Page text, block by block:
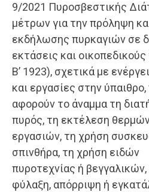
9/2021 Πυροσβεστικής
μέτρων για την πρόληψη
εκδήλωσης πυρκαγιών σε
εκτάσεις και
Β’ 1923), σχετικά με
και εργασίες στην
αφορούν το άναμμα τη
πυρός, τη εκτέλεση
εργασιών, τη χρήση
σπινθήρα, τη χρήση ειδών
πυροτεχνίας ή
φύλαξη, απόρριψη ή